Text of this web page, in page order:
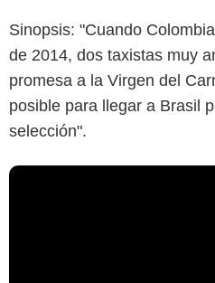
Sinopsis: "Cuando
de 2014, dos taxistas muy
promesa a la Virgen del
posible para llegar a Brasil
selección".